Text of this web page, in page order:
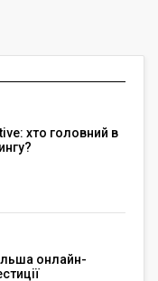
хто головний в
онлайн-